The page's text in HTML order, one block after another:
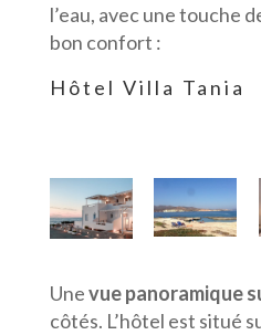
l’eau, avec une touche
bon confort :
Hôtel Villa Tania
Unevue panoramique
côtés. L’hôtel est situé